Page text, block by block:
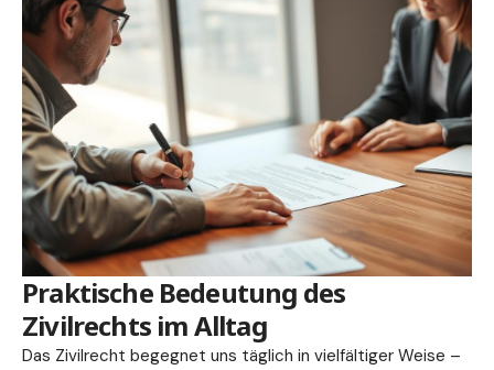
Praktische Bedeutung des
Zivilrechts im Alltag
Das Zivilrecht begegnet uns täglich in vielfältiger Weise –